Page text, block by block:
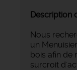
Description
Nous
un
bois afin de
surcroit